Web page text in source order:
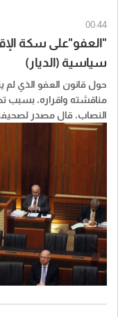
00:44
"العفو"على سكة
سياسية (الديار)
حول قانون العفو الذي
مناقشته واقراره، بسبب
النصاب، قال مصدر لصحيفة
باكثرية كبيرة، في ضوء